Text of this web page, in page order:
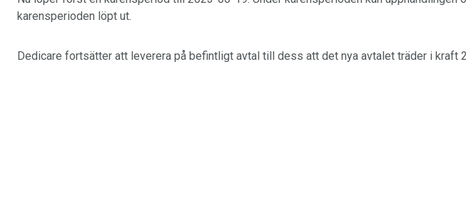
karensperioden löpt ut.
Dedicare fortsätter att leverera på befintligt avtal till dess att det nya avtalet träder i kraft